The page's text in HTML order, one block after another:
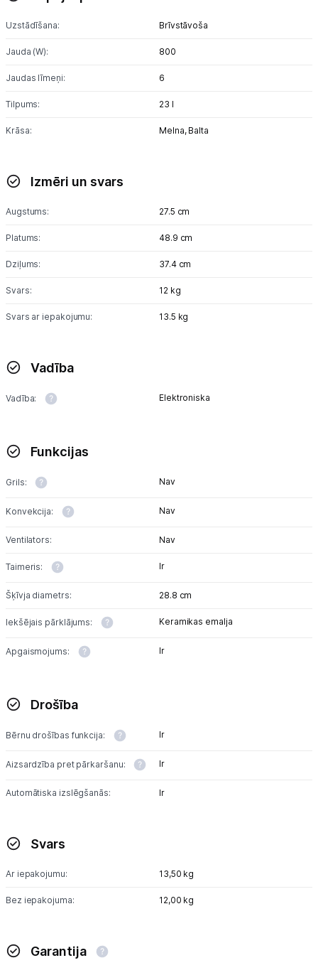
Kontakti
Uzstādīšana: Brīvstāvoša
Jauda (W): 800
Jaudas līmeņi: 6
Tilpums: 23 l
Krāsa: Melna, Balta
Izmēri un svars
Augstums: 27.5 cm
Platums: 48.9 cm
Dziļums: 37.4 cm
Svars: 12 kg
Svars ar iepakojumu: 13.5 kg
Vadība
Vadība: Elektroniska
Funkcijas
Grils: Nav
Konvekcija: Nav
Ventilators: Nav
Taimeris: Ir
Šķīvja diametrs: 28.8 cm
Iekšējais pārklājums: Keramikas emalja
Apgaismojums: Ir
Drošība
Bērnu drošības funkcija: Ir
Aizsardzība pret pārkaršanu: Ir
Automātiska izslēgšanās: Ir
Svars
Ar iepakojumu: 13,50 kg
Bez iepakojuma: 12,00 kg
Garantija